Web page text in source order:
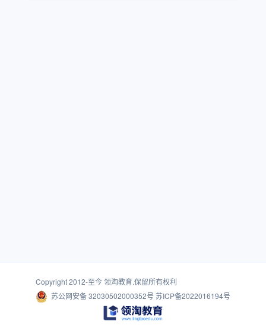
Copyright 2012-至今领淘教育.保留所有权利
苏公网安备 32030502000352号 苏ICP备2022016194号